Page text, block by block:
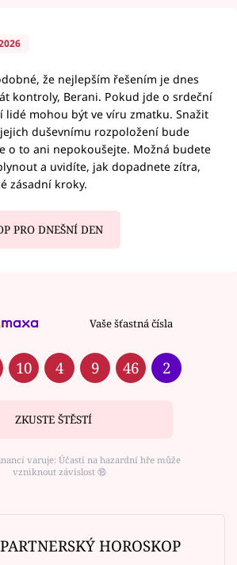
že nejlepším řešením je dnes
kontroly, Berani. Pokud jde o srdeční
lidé mohou být ve víru zmatku. Snažit
duševnímu rozpoložení bude
o to ani nepokoušejte. Možná budete
a uvidíte, jak dopadnete zítra,
zásadní kroky.
PRO DNEŠNÍ DEN
Vaše šťastná čísla
10 4 9 46 2
ZKUSTE ŠTĚSTÍ
varuje: Účastí na hazardní hře může
vzniknout závislost ⑱
PARTNERSKÝ HOROSKOP